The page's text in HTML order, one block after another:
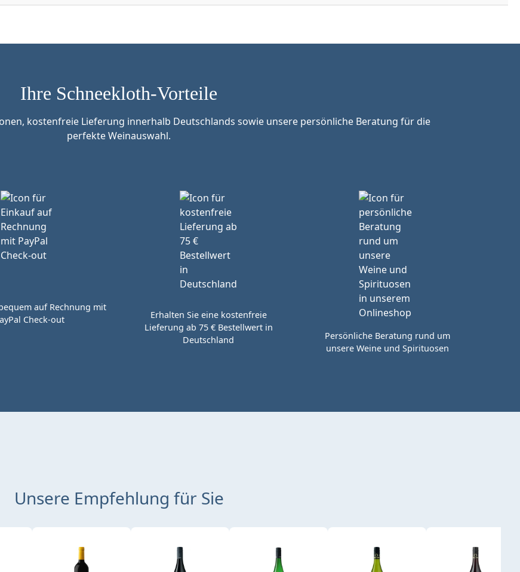
Ihre Schneekloth-Vorteile
kostenfreie Lieferung innerhalb Deutschlands sowie unsere persönliche Beratung für die
perfekte Weinauswahl.
auf Rechnung mit
Check-out
Erhalten Sie eine kostenfreie
Lieferung ab 75 € Bestellwert in
Deutschland
Persönliche Beratung rund um
unsere Weine und Spirituosen
Unsere Empfehlung für Sie